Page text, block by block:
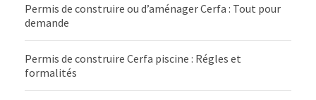
Permis de construire ou d’aménager Cerfa : Tout pour
demande
Permis de construire Cerfa piscine : Régles et
formalités